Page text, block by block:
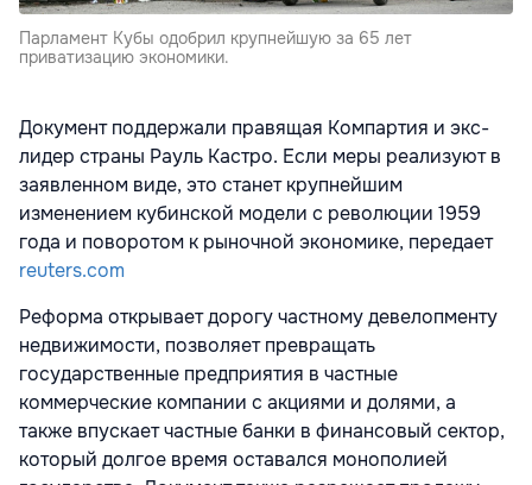
Парламент Кубы одобрил крупнейшую за 65 лет
приватизацию экономики.
Документ поддержали правящая Компартия и экс-
лидер страны Рауль Кастро. Если меры реализуют в
заявленном виде, это станет крупнейшим
изменением кубинской модели с революции 1959
года и поворотом к рыночной экономике, передает
reuters.com
Реформа открывает дорогу частному девелопменту
недвижимости, позволяет превращать
государственные предприятия в частные
коммерческие компании с акциями и долями, а
также впускает частные банки в финансовый сектор,
который долгое время оставался монополией